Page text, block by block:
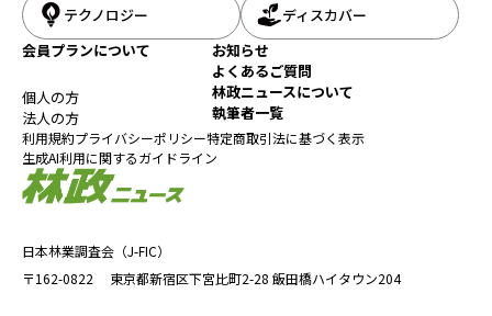
日本林業調査会（J-FIC）
〒162-0822
東京都新宿区下宮比町2-28 飯田橋ハイタウン204
テクノロジー
ディスカバー
会員プランについて
個人の方
法人の方
お知らせ
よくあるご質問
林政ニュースについて
執筆者一覧
利用規約プライバシーポリシー特定商取引法に基づく表示
生成AI利用に関するガイドライン